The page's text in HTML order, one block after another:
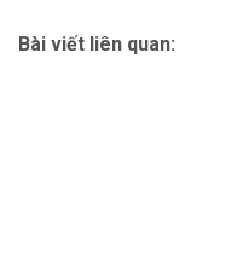
Bài viết liên quan: